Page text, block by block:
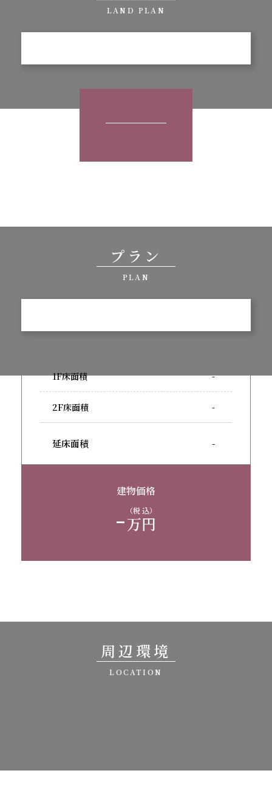
LAND PLAN
プラン
PLAN
1F床面積 -
2F床面積 -
延床面積 -
建物価格
-万円
（税 込）
周辺環境
LOCATION